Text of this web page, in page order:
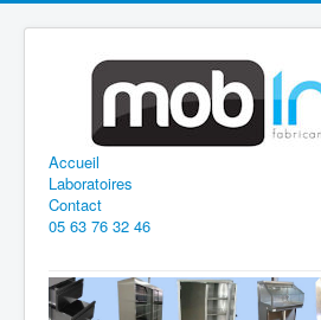
Accueil
Laboratoires
Contact
05 63 76 32 46